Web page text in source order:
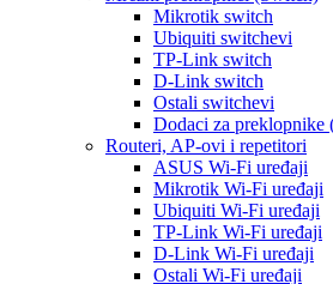
Mikrotik switch
Ubiquiti switchevi
TP-Link switch
D-Link switch
Ostali switchevi
Dodaci za preklopnike
Routeri, AP-ovi i repetitori
ASUS Wi-Fi uređaji
Mikrotik Wi-Fi uređaji
Ubiquiti Wi-Fi uređaji
TP-Link Wi-Fi uređaji
D-Link Wi-Fi uređaji
Ostali Wi-Fi uređaji